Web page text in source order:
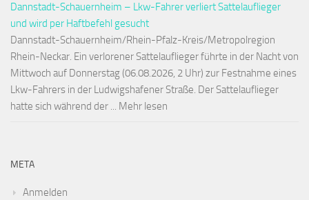
Dannstadt-Schauernheim – Lkw-Fahrer verliert Sattelauflieger
und wird per Haftbefehl gesucht
Dannstadt-Schauernheim/Rhein-Pfalz-Kreis/Metropolregion
Rhein-Neckar. Ein verlorener Sattelauflieger führte in der Nacht von
Mittwoch auf Donnerstag (06.08.2026, 2 Uhr) zur Festnahme eines
Lkw-Fahrers in der Ludwigshafener Straße. Der Sattelauflieger
hatte sich während der ... Mehr lesen
META
Anmelden